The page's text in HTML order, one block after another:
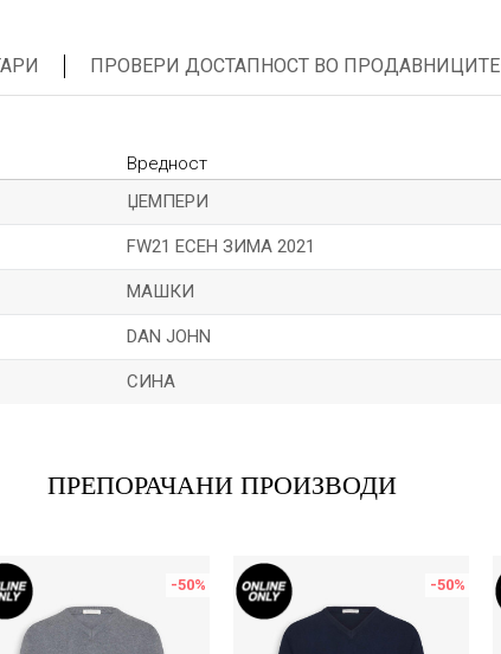
ПРОВЕРИ ДОСТАПНОСТ ВО ПРОДАВНИЦИТЕ
Вредност
ЏЕМПЕРИ
FW21 ЕСЕН ЗИМА 2021
МАШКИ
DAN JOHN
СИНА
ПРЕПОРАЧАНИ ПРОИЗВОДИ
-50% -50%